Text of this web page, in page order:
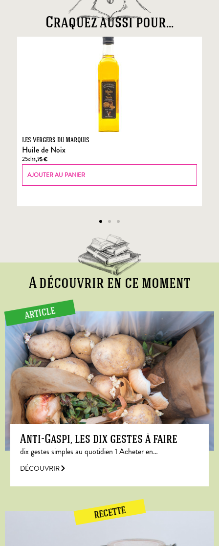
Craquez aussi pour...
Les Vergers du Marquis
Huile de Noix
25cl11,75€
AJOUTER AU PANIER
A découvrir en ce moment
ARTICLE
Anti-Gaspi, les dix gestes à faire
dix gestes simples au quotidien 1 Acheter en…
DÉCOUVRIR
RECETTE